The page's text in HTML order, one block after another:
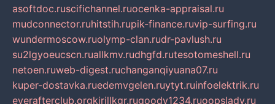
asoftdoc.ruscifichannel.ruocenka-appraisal.ru
mudconnector.ruhitstih.rupik-finance.ruvip-surfing.ru
wundermoscow.ruolymp-clan.rudr-pavlush.ru
su2lgyoeucscn.ruallkmv.rudhgfd.rutesotomeshell.ru
netoen.ruweb-digest.ruchanganqiyuana07.ru
kuper-dostavka.ruedemvgelen.ruytyt.ruinfoelektrik.ru
everafterclub.orgkirillkgr.rugoodv1234.ruoopslady.ru